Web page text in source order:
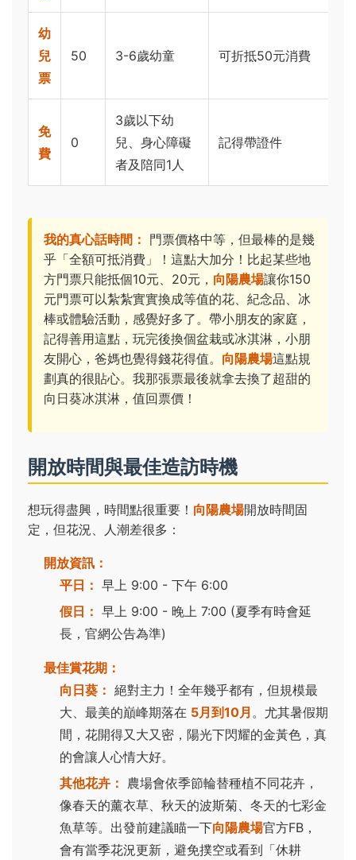
幼
兒
票
50 3-6歲幼童 可折抵50元消費
免
費
0
3歲以下幼
兒、身心障礙
者及陪同1人
記得帶證件
我的真心話時間： 門票價格中等，但最棒的是幾
乎「全額可抵消費」！這點大加分！比起某些地
方門票只能抵個10元、20元， 向陽農場讓你150
元門票可以紮紮實實換成等值的花、紀念品、冰
棒或體驗活動，感覺好多了。帶小朋友的家庭，
記得善用這點，玩完後換個盆栽或冰淇淋，小朋
友開心，爸媽也覺得錢花得值。 向陽農場這點規
劃真的很貼心。我那張票最後就拿去換了超甜的
向日葵冰淇淋，值回票價！
開放時間與最佳造訪時機
想玩得盡興，時間點很重要！ 向陽農場開放時間固
定，但花況、人潮差很多：
開放資訊：
平日： 早上 9:00 - 下午 6:00
假日： 早上 9:00 - 晚上 7:00 (夏季有時會延
長，官網公告為準)
最佳賞花期：
向日葵： 絕對主力！全年幾乎都有，但規模最
大、最美的巔峰期落在 5月到10月 。尤其暑假期
間，花開得又大又密，陽光下閃耀的金黃色，真
的會讓人心情大好。
其他花卉： 農場會依季節輪替種植不同花卉，
像春天的薰衣草、秋天的波斯菊、冬天的七彩金
魚草等。出發前建議瞄一下向陽農場官方FB，
會有當季花況更新，避免撲空或看到「休耕